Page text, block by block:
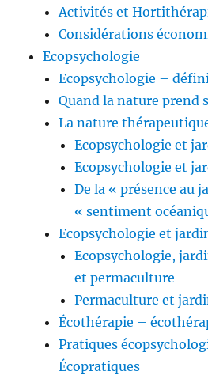
Activités et
Considérations
Ecopsychologie
Ecopsychologie –
Quand la nature prend
La nature
Ecopsychologie et
Ecopsychologie et
De la « présence au
« sentiment
Ecopsychologie et
Ecopsychologie,
et permaculture
Permaculture et
Écothérapie –
Pratiques
Écopratiques